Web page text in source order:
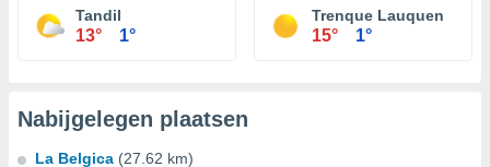
Tandil
13° 1°
Trenque Lauquen
15° 1°
Nabijgelegen plaatsen
La Belgica (27.62 km)